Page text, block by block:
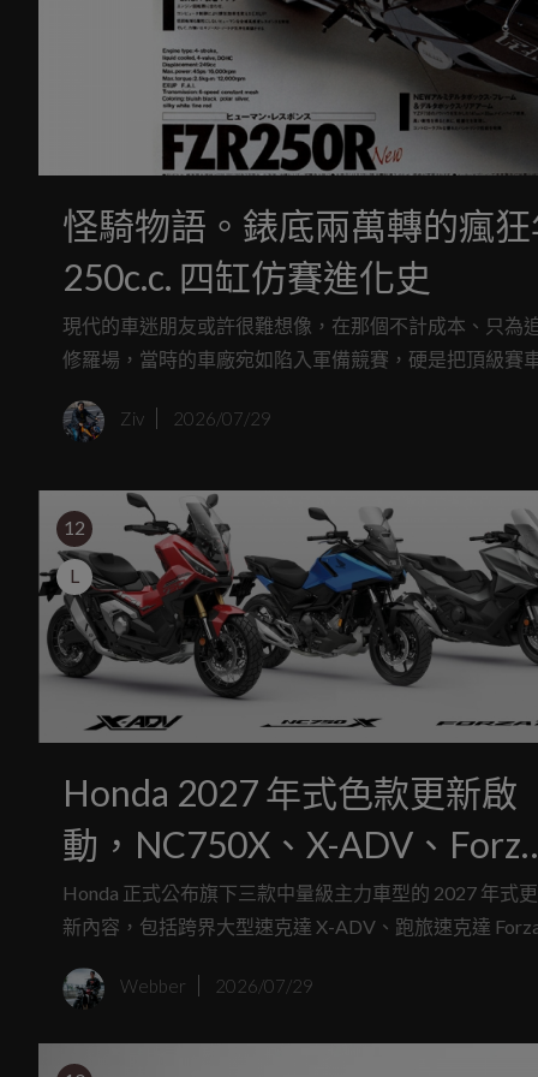
怪騎物語。錶底兩萬轉的瘋
250c.c. 四缸仿賽進化史
現代的車迷朋友或許很難想像，在那個不計成本、只為
修羅場，當時的車廠宛如陷入軍備競賽，硬是把頂級
配備了著名的 EXUP 排氣系統，可以說是將操駕樂趣點
Ziv 2026/07/29
12
L
Honda 2027 年式色款更新啟
動，NC750X、X-ADV、Forza
750 率先登場
Honda 正式公布旗下三款中量級主力車型的 2027 年式更
新內容，包括跨界大型速克達 X-ADV、跑旅速克達
全新車色與材質應用，動力、底盤與主要產品定位則維
Webber 2026/07/29